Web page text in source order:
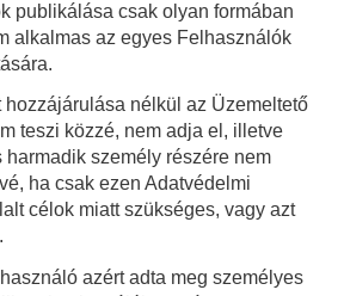
publikálása csak olyan formában
alkalmas az egyes Felhasználók
hozzájárulása nélkül az Üzemeltető
teszi közzé, nem adja el, illetve
harmadik személy részére nem
ha csak ezen Adatvédelmi
célok miatt szükséges, vagy azt
azért adta meg személyes